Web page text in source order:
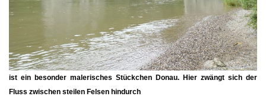
ist ein besonder malerisches Stückchen Donau. Hier zwängt sich der
Fluss zwischen steilen Felsen hindurch